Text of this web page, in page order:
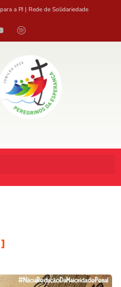
a PJ | Rede de Solidariedade